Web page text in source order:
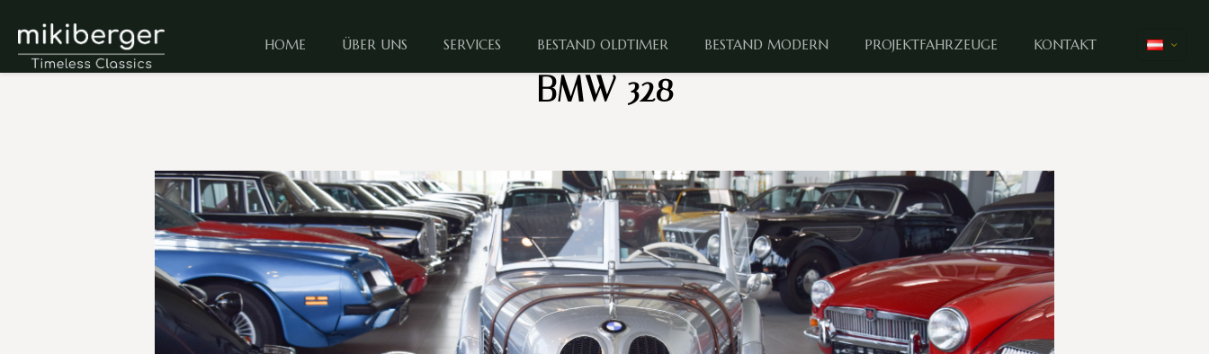
HOME ÜBER UNS SERVICES BESTAND OLDTIMER BESTAND MODERN PROJEKTFAHRZEUGE KONTAKT
BMW 328